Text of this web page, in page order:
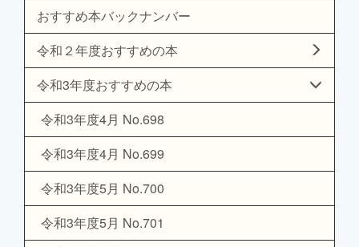
おすすめ本バックナンバー
令和２年度おすすめの本
令和3年度おすすめの本
令和3年度4月 No.698
令和3年度4月 No.699
令和3年度5月 No.700
令和3年度5月 No.701